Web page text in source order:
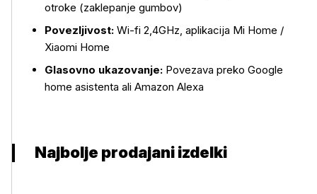
otroke (zaklepanje gumbov)
Povezljivost: Wi-fi 2,4GHz, aplikacija Mi Home /
Xiaomi Home
Glasovno ukazovanje: Povezava preko Google
home asistenta ali Amazon Alexa
Najbolje prodajani izdelki